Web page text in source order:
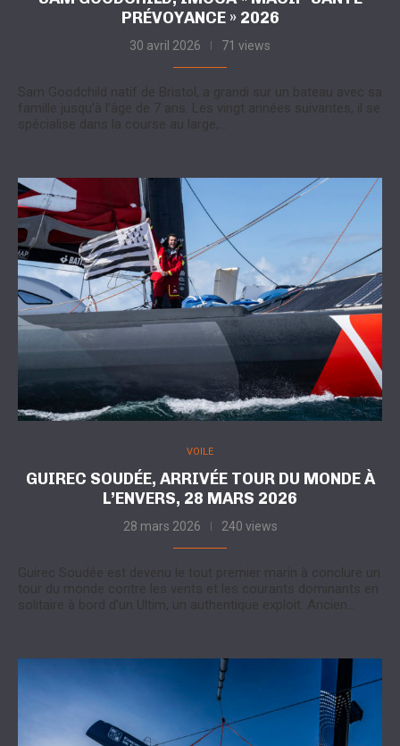
PRÉVOYANCE » 2026
30 avril 2026 71 views
Sam Goodchild natif de Bristol, a grandi sur un bateau avec sa
famille jusqu’à l’âge de 7 ans. Les vingt années suivantes, il se
spécialise dans la course au large,…
VOILE
GUIREC SOUDÉE, ARRIVÉE TOUR DU MONDE À
L’ENVERS, 28 MARS 2026
28 mars 2026 240 views
Guirec Soudée est devenu le tout premier marin à conclure un
tour du monde contre les vents et les courants dominants en
solitaire à bord d’un Ultim, un authentique exploit. Ancien…